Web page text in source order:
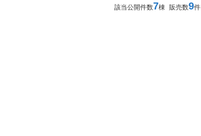
該当公開件数7棟 販売数9件